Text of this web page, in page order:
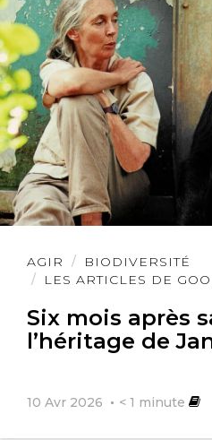
AGIR
BIODIVERSITÉ
LES ARTICLES DE
Six mois après
l’héritage de
10 Avr 2026 < 1 minute
Lire
l'article